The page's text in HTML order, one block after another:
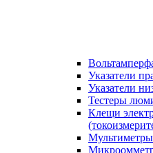
Указатели
Указатели
Тестеры
Клещи